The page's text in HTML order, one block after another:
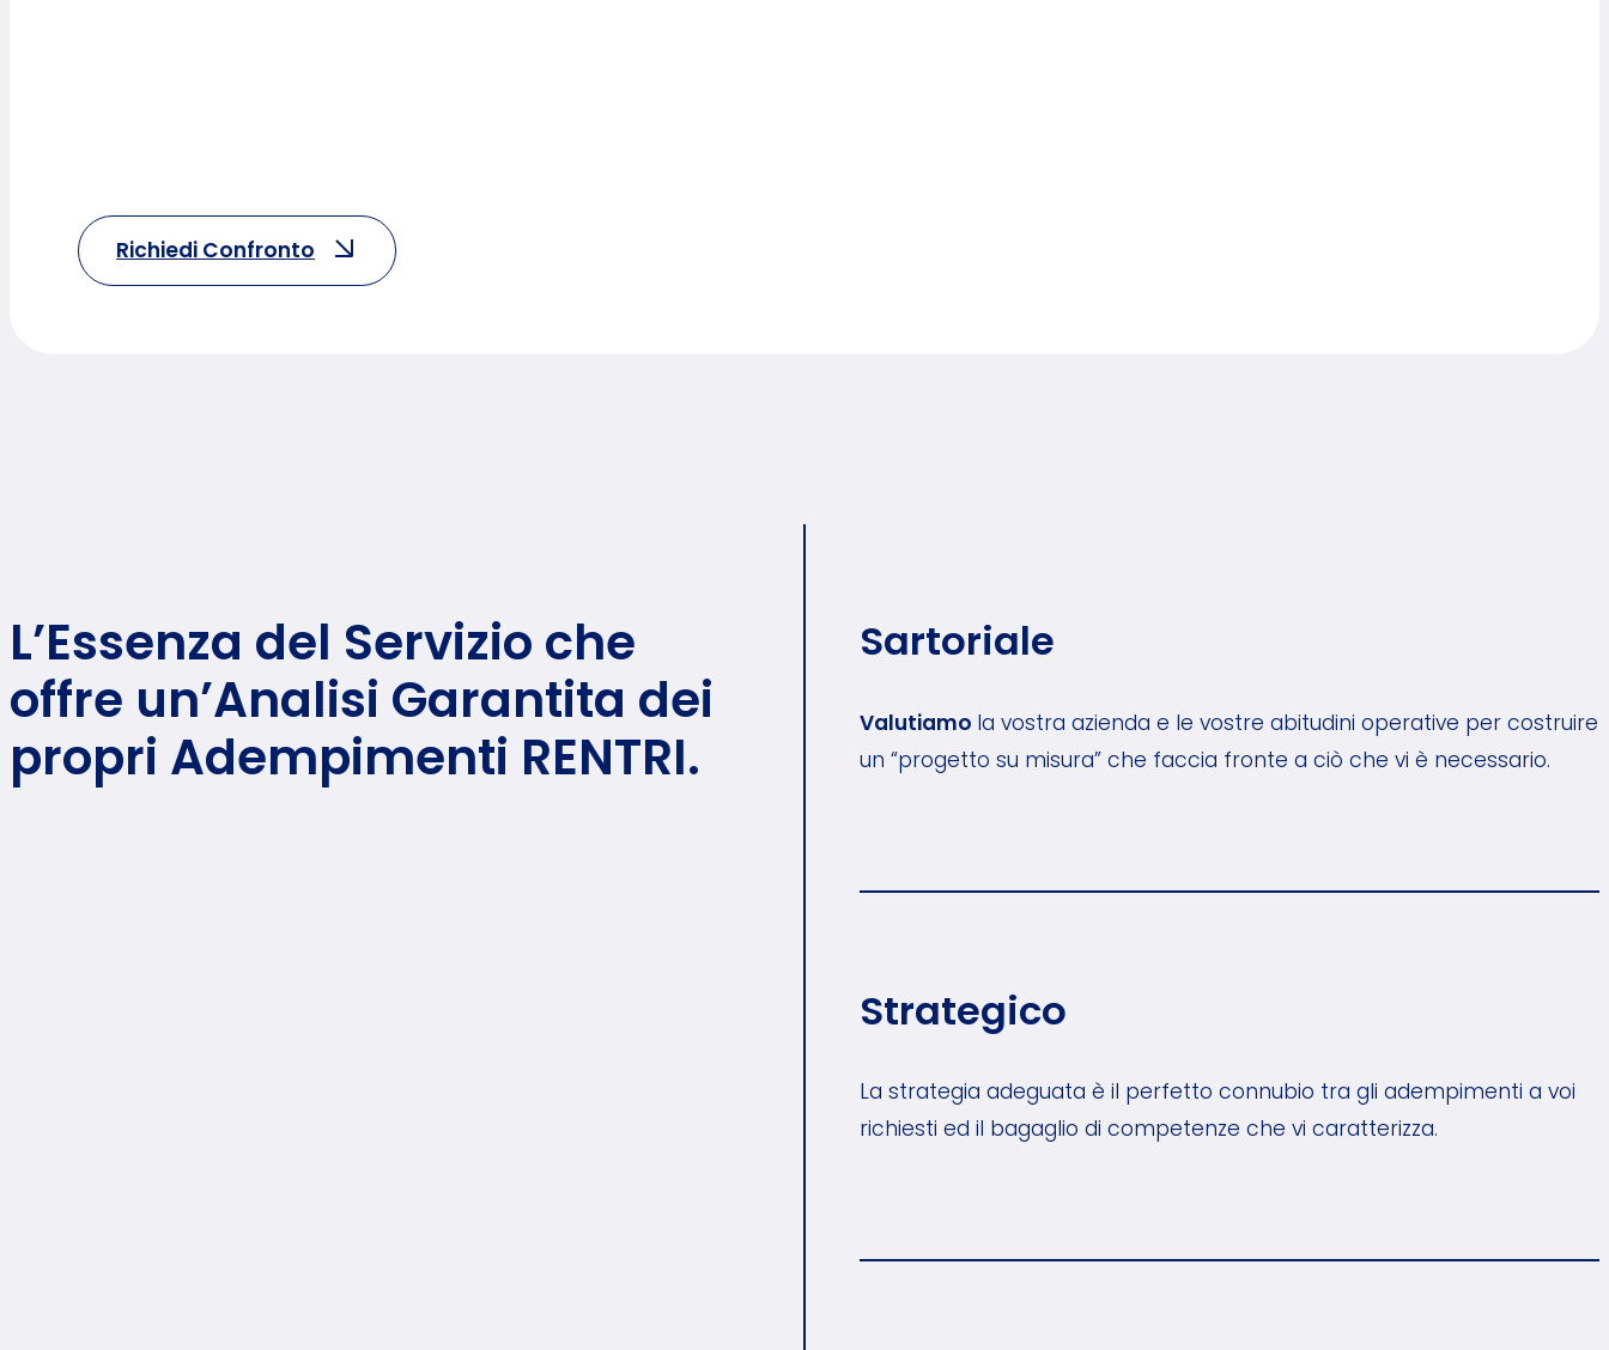
Richiedi Confronto
L’Essenza del Servizio che
offre un’Analisi Garantita dei
propri Adempimenti RENTRI.
Sartoriale
Valutiamo la vostra azienda e le vostre abitudini operative per costruire
un “progetto su misura” che faccia fronte a ciò che vi è necessario.
Strategico
La strategia adeguata è il perfetto connubio tra gli adempimenti a voi
richiesti ed il bagaglio di competenze che vi caratterizza.